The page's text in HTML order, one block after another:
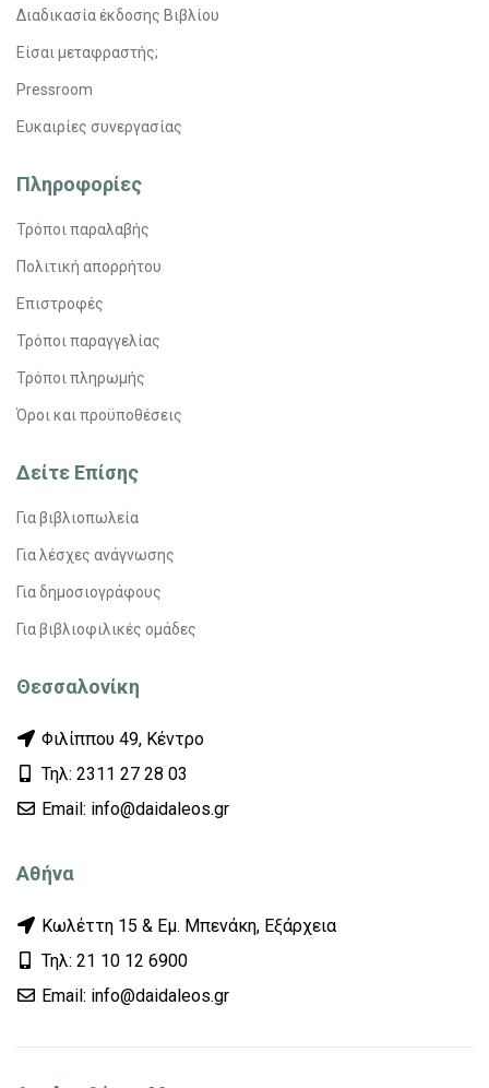
Διαδικασία έκδοσης Βιβλίου
Είσαι μεταφραστής;
Pressroom
Ευκαιρίες συνεργασίας
Πληροφορίες
Τρόποι παραλαβής
Πολιτική απορρήτου
Επιστροφές
Τρόποι παραγγελίας
Τρόποι πληρωμής
Όροι και προϋποθέσεις
Δείτε Επίσης
Για βιβλιοπωλεία
Για λέσχες ανάγνωσης
Για δημοσιογράφους
Για βιβλιοφιλικές ομάδες
Θεσσαλονίκη
Φιλίππου 49, Κέντρο
Τηλ: 2311 27 28 03
Εmail: info@daidaleos.gr
Αθήνα
Κωλέττη 15 & Εμ. Μπενάκη, Εξάρχεια
Τηλ: 21 10 12 6900
Εmail: info@daidaleos.gr